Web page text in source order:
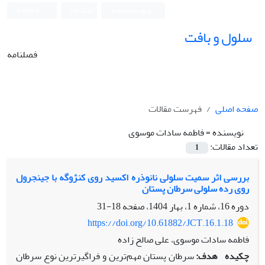
سلول و بافت
فصلنامه
صفحه اصلی
فهرست مقالات
نویسنده =فاطمه سادات موسوی
تعداد مقالات:
1
بررسی اثر سمیت سلولی نانوذره اکسید روی کنژوگه با جینجرول
روی رده سلولی سرطان پستان
دوره 16، شماره 1، بهار 1404، صفحه
18-31
https://doi.org/10.61882/JCT.16.1.18
فاطمه سادات موسوی، علی صالح زاده
چکیده هدف:سرطان پستان مهم‌ترین و فراگیرترین نوع سرطان